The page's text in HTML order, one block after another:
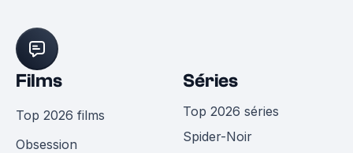
Films
Top 2026 films
Obsession
Séries
Top 2026 séries
Spider-Noir